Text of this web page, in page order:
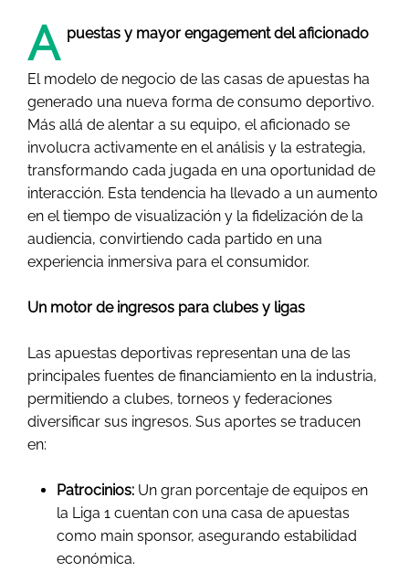
A puestas y mayor engagement del aficionado
El modelo de negocio de las casas de apuestas ha
generado una nueva forma de consumo deportivo.
Más allá de alentar a su equipo, el aficionado se
involucra activamente en el análisis y la estrategia,
transformando cada jugada en una oportunidad de
interacción. Esta tendencia ha llevado a un aumento
en el tiempo de visualización y la fidelización de la
audiencia, convirtiendo cada partido en una
experiencia inmersiva para el consumidor.
Un motor de ingresos para clubes y ligas
Las apuestas deportivas representan una de las
principales fuentes de financiamiento en la industria,
permitiendo a clubes, torneos y federaciones
diversificar sus ingresos. Sus aportes se traducen
en:
Patrocinios: Un gran porcentaje de equipos en
la Liga 1 cuentan con una casa de apuestas
como main sponsor, asegurando estabilidad
económica.